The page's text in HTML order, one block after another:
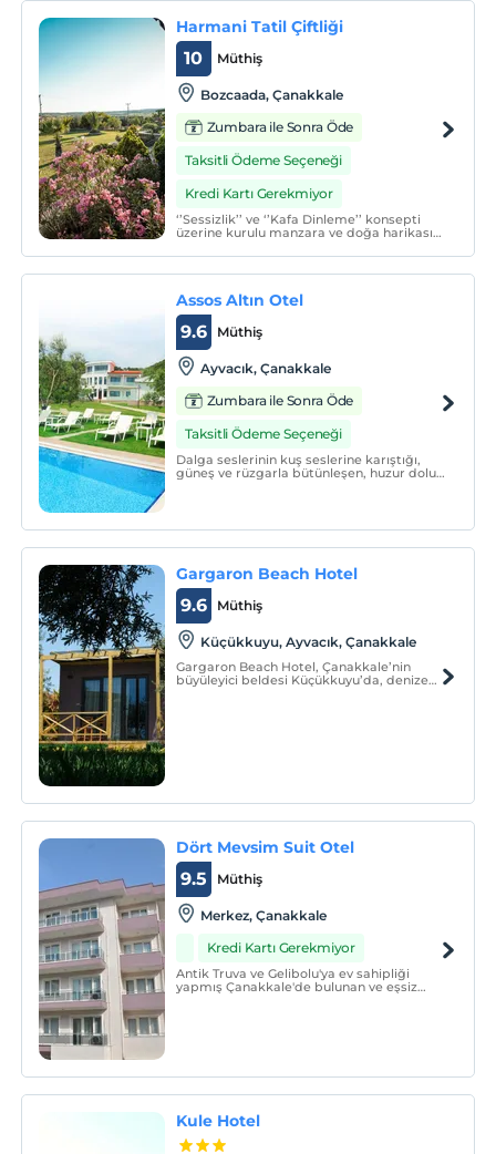
Harmani Tatil Çiftliği
Müthiş
10
Bozcaada, Çanakkale
Zumbara ile Sonra Öde
Taksitli Ödeme Seçeneği
Kredi Kartı Gerekmiyor
‘’Sessizlik’’ ve ‘’Kafa Dinleme’’ konsepti
üzerine kurulu manzara ve doğa harikası
vererek, unutulmaz anılarla döneceğiniz
keyif dolu bir tatile davetlisiniz.
Assos Altın Otel
Müthiş
9.6
Ayvacık, Çanakkale
Zumbara ile Sonra Öde
Taksitli Ödeme Seçeneği
Dalga seslerinin kuş seslerine karıştığı,
güneş ve rüzgarla bütünleşen, huzur dolu
Gargaron Beach Hotel
Müthiş
9.6
Küçükkuyu, Ayvacık, Çanakkale
Gargaron Beach Hotel, Çanakkale’nin
büyüleyici beldesi Küçükkuyu’da, denize
Dört Mevsim Suit Otel
Müthiş
9.5
Merkez‎, Çanakkale
Kredi Kartı Gerekmiyor
Antik Truva ve Gelibolu'ya ev sahipliği
yapmış Çanakkale'de bulunan ve eşsiz
Kule Hotel